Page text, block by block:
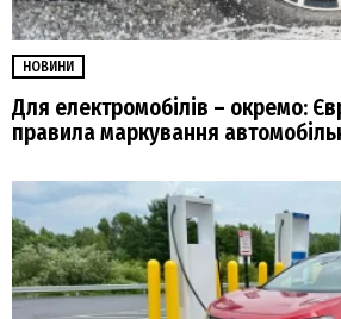
НОВИНИ
Для електромобілів – окремо:
правила маркування